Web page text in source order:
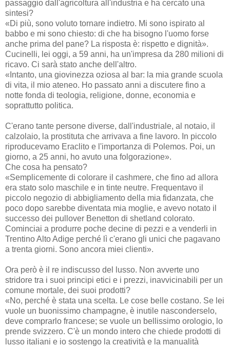
passaggio dall'agricoltura all'industria e ha cercato una
sintesi?
«Di più, sono voluto tornare indietro. Mi sono ispirato al
babbo e mi sono chiesto: di che ha bisogno l'uomo forse
anche prima del pane? La risposta è: rispetto e dignità».
Cucinelli, lei oggi, a 59 anni, ha un'impresa da 280 milioni di
ricavo. Ci sarà stato anche dell'altro.
«Intanto, una giovinezza oziosa al bar: la mia grande scuola
di vita, il mio ateneo. Ho passato anni a discutere fino a
notte fonda di teologia, religione, donne, economia e
soprattutto politica.
C'erano tante persone diverse, dall'industriale, al notaio, il
calzolaio, la prostituta che arrivava a fine lavoro. In piccolo
riproducevamo Eraclito e l'importanza di Polemos. Poi, un
giorno, a 25 anni, ho avuto una folgorazione».
Che cosa ha pensato?
«Semplicemente di colorare il cashmere, che fino ad allora
era stato solo maschile e in tinte neutre. Frequentavo il
piccolo negozio di abbigliamento della mia fidanzata, che
poco dopo sarebbe diventata mia moglie, e avevo notato il
successo dei pullover Benetton di shetland colorato.
Cominciai a produrre poche decine di pezzi e a venderli in
Trentino Alto Adige perché lì c'erano gli unici che pagavano
a trenta giorni. Sono ancora miei clienti».
Ora però è il re indiscusso del lusso. Non avverte uno
stridore tra i suoi principi etici e i prezzi, inavvicinabili per un
comune mortale, dei suoi prodotti?
«No, perché è stata una scelta. Le cose belle costano. Se lei
vuole un buonissimo champagne, è inutile nasconderselo,
deve comprarlo francese; se vuole un bellissimo orologio, lo
prende svizzero. C'è un mondo intero che chiede prodotti di
lusso italiani e io sostengo la creatività e la manualità